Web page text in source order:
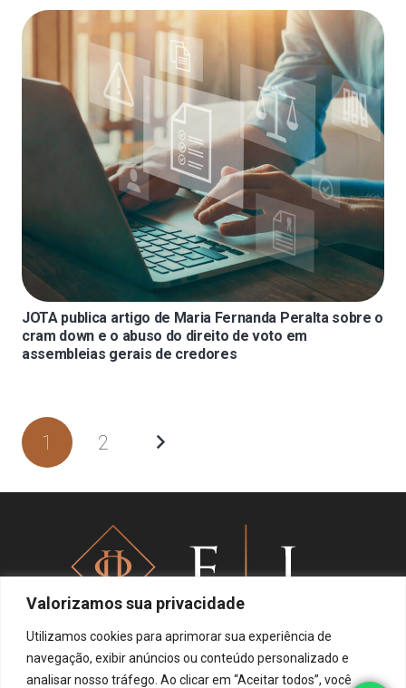
Valorizamos sua privacidade
Utilizamos cookies para aprimorar sua experiência de
navegação, exibir anúncios ou conteúdo personalizado e
analisar nosso tráfego. Ao clicar em “Aceitar todos”, você
JOTA publica artigo de Maria Fernanda Peralta sobre o
cram down e o abuso do direito de voto em
assembleias gerais de credores
1 2
Política de privacidade